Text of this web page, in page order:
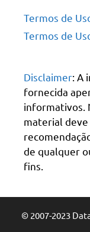
Termos de
Termos de
Disclaimer: A
fornecida
informativos.
material
de qualquer
fins.
© 2007-2023